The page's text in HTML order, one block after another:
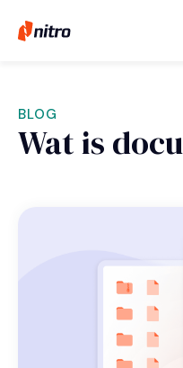
BLOG
Wat is